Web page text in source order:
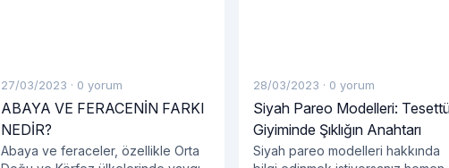
27/03/2023 · 0 yorum
ABAYA VE FERACENİN FARKI
NEDİR?
Abaya ve feraceler, özellikle Orta
28/03/2023 · 0 yorum
Siyah Pareo Modelleri:
Giyiminde Şıklığın Anahtarı
Siyah pareo modelleri hakkında